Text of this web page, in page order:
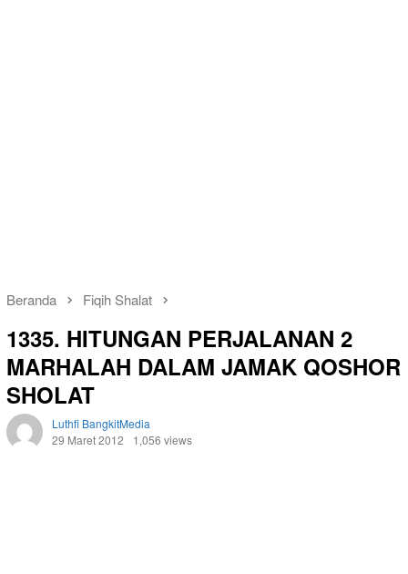
Beranda Fiqih Shalat
1335. HITUNGAN PERJALANAN 2
MARHALAH DALAM JAMAK QOSHOR
SHOLAT
Luthfi BangkitMedia
29 Maret 2012
1,056 views